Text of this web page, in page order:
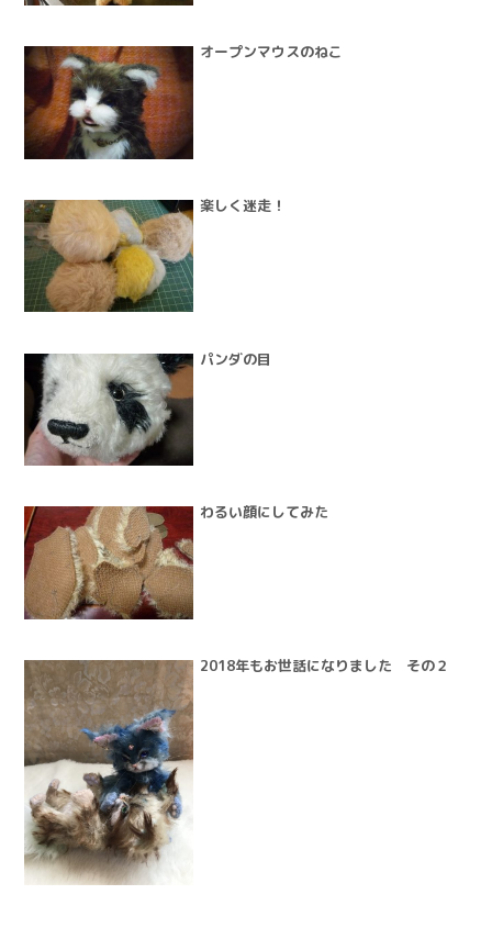
オープンマウスのねこ
楽しく迷走！
パンダの目
わるい顔にしてみた
2018年もお世話になりました その２